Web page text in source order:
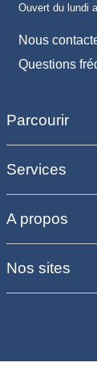
Ouvert du lundi
Nous
Questions
Parcourir
Services
A propos
Nos sites